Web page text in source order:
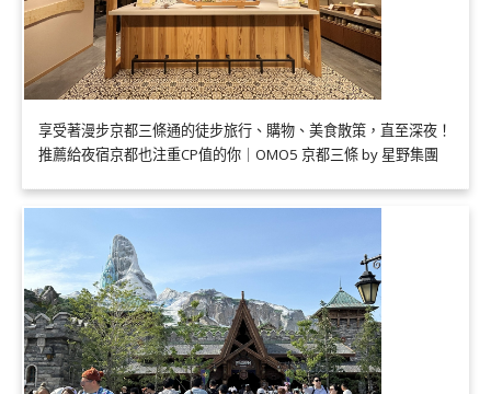
享受著漫步京都三條通的徒步旅行、購物、美食散策，直至深夜！
推薦給夜宿京都也注重CP值的你｜OMO5 京都三條 by 星野集團